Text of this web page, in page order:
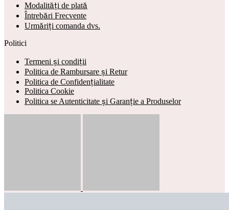
Modalități de plată
Întrebări Frecvente
Urmăriți comanda dvs.
Politici
Termeni și condiții
Politica de Rambursare și Retur
Politica de Confidențialitate
Politica Cookie
Politica se Autenticitate și Garanție a Produselor